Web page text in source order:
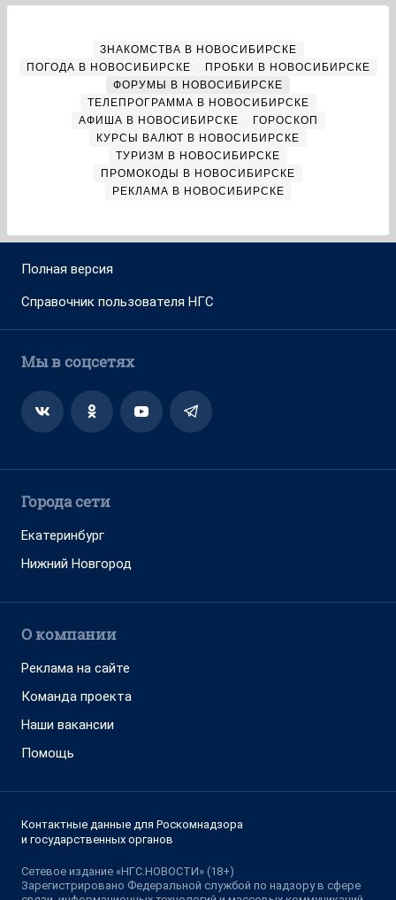
ЗНАКОМСТВА В НОВОСИБИРСКЕ
ПОГОДА В НОВОСИБИРСКЕ
ПРОБКИ В НОВОСИБИРСКЕ
ФОРУМЫ В НОВОСИБИРСКЕ
ТЕЛЕПРОГРАММА В НОВОСИБИРСКЕ
АФИША В НОВОСИБИРСКЕ
ГОРОСКОП
КУРСЫ ВАЛЮТ В НОВОСИБИРСКЕ
ТУРИЗМ В НОВОСИБИРСКЕ
ПРОМОКОДЫ В НОВОСИБИРСКЕ
РЕКЛАМА В НОВОСИБИРСКЕ
Полная версия
Справочник пользователя НГС
Мы в соцсетях
Города сети
Екатеринбург
Нижний Новгород
О компании
Реклама на сайте
Команда проекта
Наши вакансии
Помощь
Контактные данные для Роскомнадзора
и государственных органов
Сетевое издание «НГС.НОВОСТИ» (18+)
Зарегистрировано Федеральной службой по надзору в сфере